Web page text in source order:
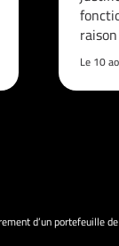
Le 10
d’un portefeuille